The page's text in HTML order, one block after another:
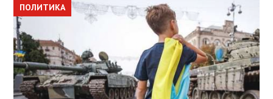
ПОЛИТИКА
ПОЛИТИКА
ОБЩЕСТВО
ПОЛИТИКА
ЭКОНОМИКА